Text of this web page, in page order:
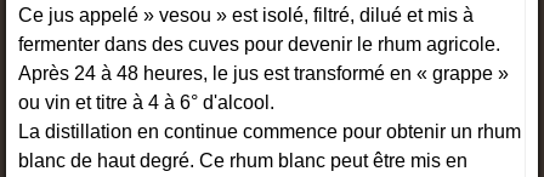
Ce jus appelé » vesou » est isolé, filtré, dilué et mis à
fermenter dans des cuves pour devenir le rhum agricole.
Après 24 à 48 heures, le jus est transformé en « grappe »
ou vin et titre à 4 à 6° d'alcool.
La distillation en continue commence pour obtenir un rhum
blanc de haut degré. Ce rhum blanc peut être mis en